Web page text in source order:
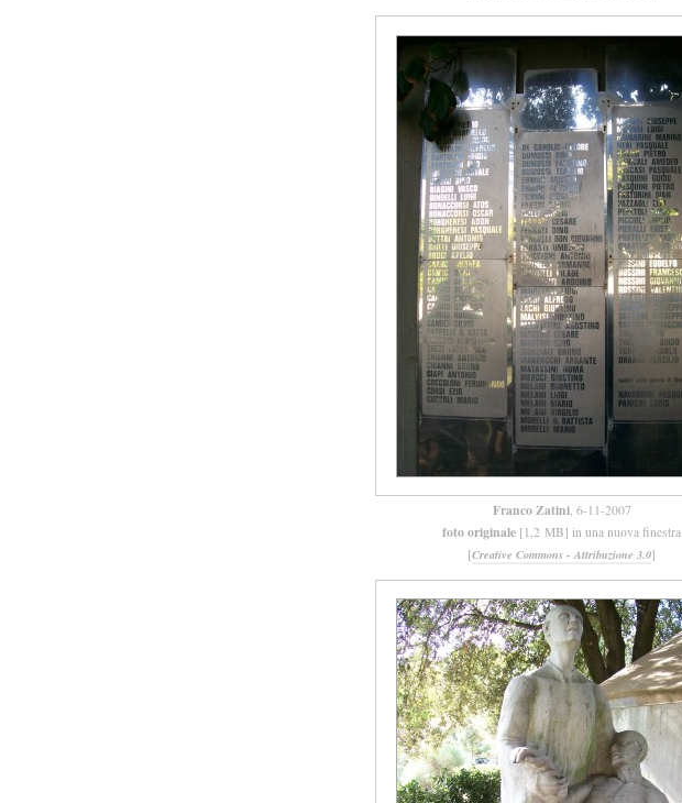
Franco Zatini, 6-11-2007
foto originale [1,2 MB] in una nuova finestra
[Creative Commons - Attribuzione 3.0]